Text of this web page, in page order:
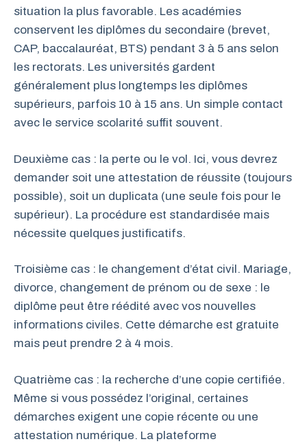
situation la plus favorable. Les académies
conservent les diplômes du secondaire (brevet,
CAP, baccalauréat, BTS) pendant 3 à 5 ans selon
les rectorats. Les universités gardent
généralement plus longtemps les diplômes
supérieurs, parfois 10 à 15 ans. Un simple contact
avec le service scolarité suffit souvent.
Deuxième cas : la perte ou le vol. Ici, vous devrez
demander soit une attestation de réussite (toujours
possible), soit un duplicata (une seule fois pour le
supérieur). La procédure est standardisée mais
nécessite quelques justificatifs.
Troisième cas : le changement d’état civil. Mariage,
divorce, changement de prénom ou de sexe : le
diplôme peut être réédité avec vos nouvelles
informations civiles. Cette démarche est gratuite
mais peut prendre 2 à 4 mois.
Quatrième cas : la recherche d’une copie certifiée.
Même si vous possédez l’original, certaines
démarches exigent une copie récente ou une
attestation numérique. La plateforme